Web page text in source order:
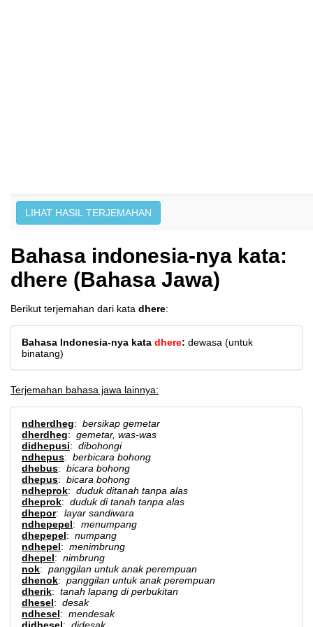
Bahasa indonesia-nya kata:
dhere (Bahasa Jawa)
Berikut terjemahan dari kata dhere:
Bahasa Indonesia-nya kata dhere: dewasa (untuk
binatang)
Terjemahan bahasa jawa lainnya:
ndherdheg: bersikap gemetar
dherdheg: gemetar, was-was
didhepusi: dibohongi
ndhepus: berbicara bohong
dhebus: bicara bohong
dhepus: bicara bohong
ndheprok: duduk ditanah tanpa alas
dheprok: duduk di tanah tanpa alas
dhepor: layar sandiwara
ndhepepel: menumpang
dhepepel: numpang
ndhepel: menimbrung
dhepel: nimbrung
nok: panggilan untuk anak perempuan
dhenok: panggilan untuk anak perempuan
dherik: tanah lapang di perbukitan
dhesel: desak
ndhesel: mendesak